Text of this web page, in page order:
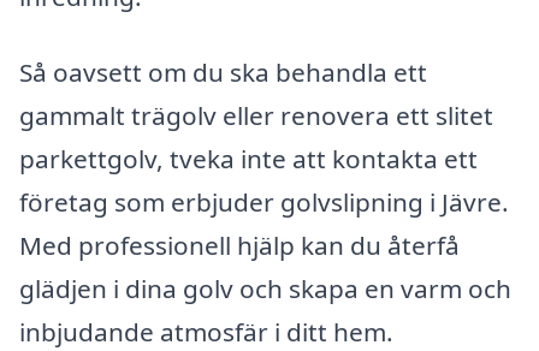
Så oavsett om du ska behandla ett
gammalt trägolv eller renovera ett slitet
parkettgolv, tveka inte att kontakta ett
företag som erbjuder golvslipning i Jävre.
Med professionell hjälp kan du återfå
glädjen i dina golv och skapa en varm och
inbjudande atmosfär i ditt hem.